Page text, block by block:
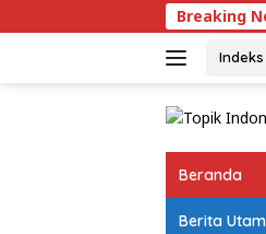
ke
Breaking
Indeks
Beranda
Berita